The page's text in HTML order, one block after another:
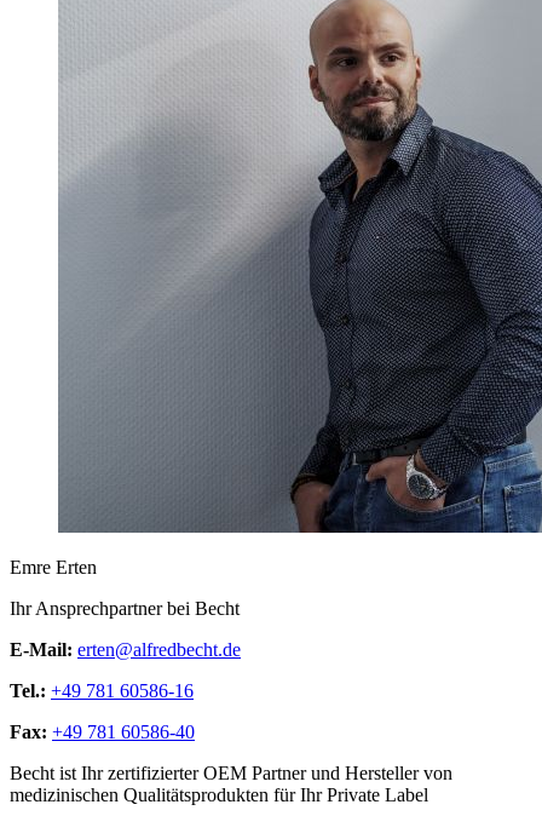
Emre Erten
Ihr Ansprechpartner bei Becht
E-Mail: erten@alfredbecht.de
Tel.: +49 781 60586-16
Fax: +49 781 60586-40
Becht ist Ihr zertifizierter OEM Partner und Hersteller von
medizinischen Qualitätsprodukten für Ihr Private Label